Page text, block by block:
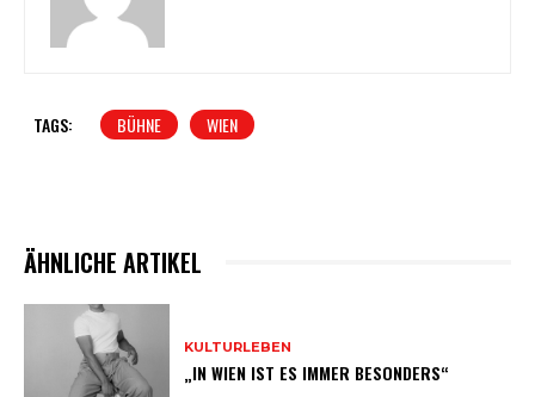
TAGS: BÜHNE WIEN
ÄHNLICHE ARTIKEL
KULTURLEBEN
„IN WIEN IST ES IMMER BESONDERS“